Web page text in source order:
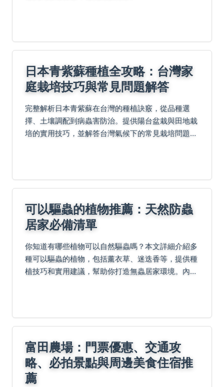
日本青紫蘇種植全攻略：台灣家
庭栽培技巧與常見問題解答
完整解析日本青紫蘇在台灣的種植訣竅，從品種選
擇、土壤調配到病蟲害防治。提供陽台盆栽與田地栽
培的實用技巧，並解答台灣氣候下的常見栽培問題，
可以驅蟲的植物推薦：天然防蟲
居家必備清單
你知道有哪些植物可以自然驅蟲嗎？本文詳細介紹多
種可以驅蟲的植物，包括薰衣草、迷迭香等，提供種
植技巧和實用建議，幫助你打造無蟲居家環境。內容
富田農場：門票優惠、交通攻
略、必拍景點與周邊美食住宿推
薦